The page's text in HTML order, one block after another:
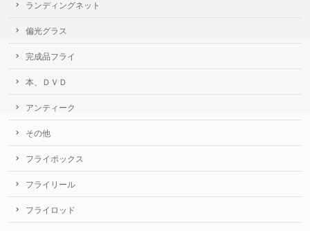
ランディングネット
偏光グラス
完成品フライ
本、ＤＶＤ
アンティーク
その他
フライボックス
フライリール
フライロッド